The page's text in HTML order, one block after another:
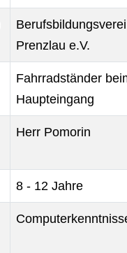
Prenzlau e.V.
Fahrradständer
Haupteingang
Herr Pomorin
8 - 12 Jahre